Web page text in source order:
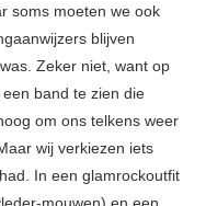
soms moeten we ook
blijven
Zeker niet, want op
band te zien die
om ons telkens weer
wij verkiezen iets
In een glamrockoutfit
mouwen) en een